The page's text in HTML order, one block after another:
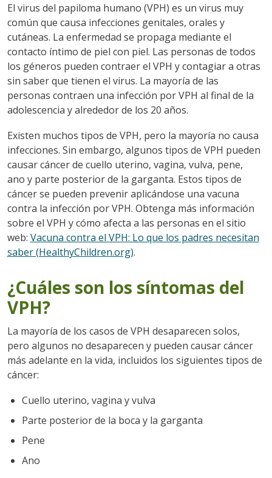
El virus del papiloma humano (VPH) es un virus muy
común que causa infecciones genitales, orales y
cutáneas. La enfermedad se propaga mediante el
contacto íntimo de piel con piel. Las personas de todos
los géneros pueden contraer el VPH y contagiar a otras
sin saber que tienen el virus. La mayoría de las
personas contraen una infección por VPH al final de la
adolescencia y alrededor de los 20 años.
Existen muchos tipos de VPH, pero la mayoría no causa
infecciones. Sin embargo, algunos tipos de VPH pueden
causar cáncer de cuello uterino, vagina, vulva, pene,
ano y parte posterior de la garganta. Estos tipos de
cáncer se pueden prevenir aplicándose una vacuna
contra la infección por VPH. Obtenga más información
sobre el VPH y cómo afecta a las personas en el sitio
web: Vacuna contra el VPH: Lo que los padres necesitan
saber (HealthyChildren.org).
¿Cuáles son los síntomas del
VPH?
La mayoría de los casos de VPH desaparecen solos,
pero algunos no desaparecen y pueden causar cáncer
más adelante en la vida, incluidos los siguientes tipos de
cáncer:
Cuello uterino, vagina y vulva
Parte posterior de la boca y la garganta
Pene
Ano